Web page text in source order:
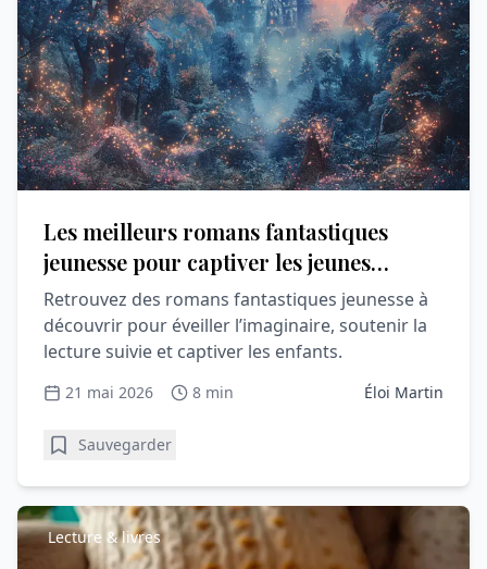
Les meilleurs romans fantastiques
jeunesse pour captiver les jeunes
lecteurs
Retrouvez des romans fantastiques jeunesse à
découvrir pour éveiller l’imaginaire, soutenir la
lecture suivie et captiver les enfants.
21 mai 2026 8 min Éloi Martin
Sauvegarder
Lecture & livres